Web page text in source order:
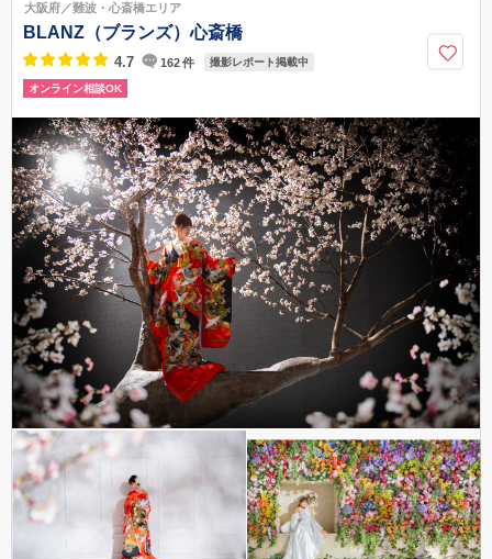
0120-093-760
大阪府／難波・心斎橋エリア
BLANZ（ブランズ）心斎橋
4.7 162件 撮影レポート掲載中
オンライン相談OK